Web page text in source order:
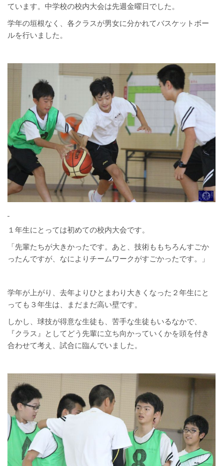
ています。中学校の校内大会は先週金曜日でした。
学年の垣根なく、各クラスが男女に分かれてバスケットボー
ルを行いました。
１年生にとっては初めての校内大会です。
「先輩たちが大きかったです。あと、技術ももちろんすごか
ったんですが、なによりチームワークがすごかったです。」
学年が上がり、去年よりひとまわり大きくなった２年生にと
っても３年生は、まだまだ高い壁です。
しかし、球技が得意な生徒も、苦手な生徒もいるなかで、
『クラス』としてどう先輩に立ち向かっていくかを頭を付き
合わせて考え、試合に臨んでいました。